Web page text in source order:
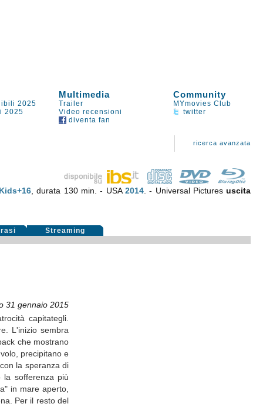
Multimedia Community
2025 Trailer
MYmovies Club
2025 Video recensioni
twitter
diventa fan
ricerca avanzata
Kids+16 , durata 130 min. - USA 2014. - Universal Picturesuscita
Streaming
31 gennaio 2015
capitategli.
L'inizio sembra
che mostrano
precipitano e
la speranza di
la sofferenza più
in mare aperto,
Per il resto del